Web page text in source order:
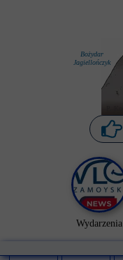
Bożydar
Jagiellończyk
Wydarzenia